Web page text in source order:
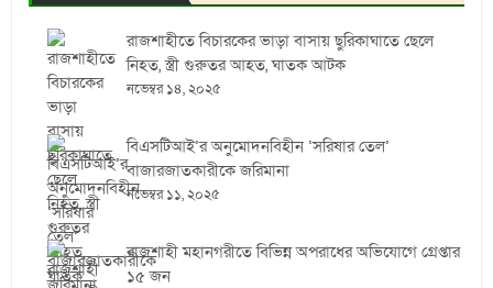
রাজশাহীতে বিচারকের ভাড়া বাসায় ছুরিকাঘাতে ছেলে
নিহত, স্ত্রী গুরুতর আহত, ঘাতক আটক
নভেম্বর ১৪, ২০২৫
বিএসটিআই’র অনুমোদনবিহীন ‘সরিষার তেল’
বাজারজাতকারীকে জরিমানা
নভেম্বর ১১, ২০২৫
রাজশাহী মহানগরীতে বিভিন্ন অপরাধের অভিযোগে গ্রেপ্তার
১৫ জন